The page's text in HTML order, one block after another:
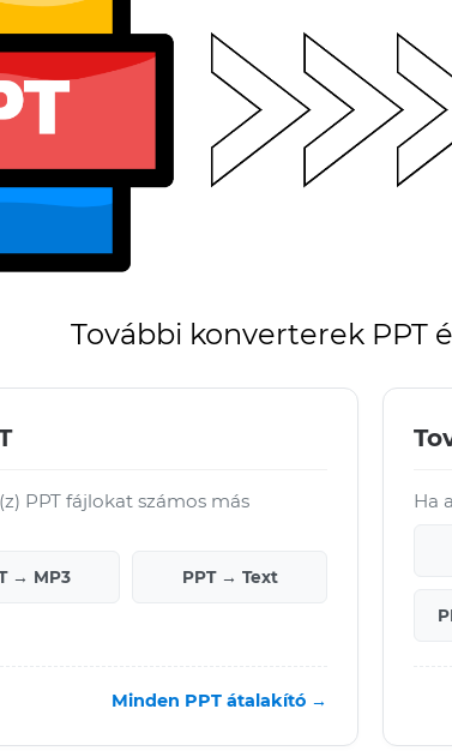
További konverterek PPT
PPT fájlokat számos más
→ MP3 PPT → Text
Minden PPT átalakító →
Ha